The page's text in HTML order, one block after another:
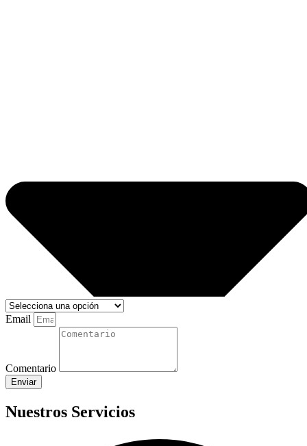
Email
Comentario
Enviar
Nuestros Servicios